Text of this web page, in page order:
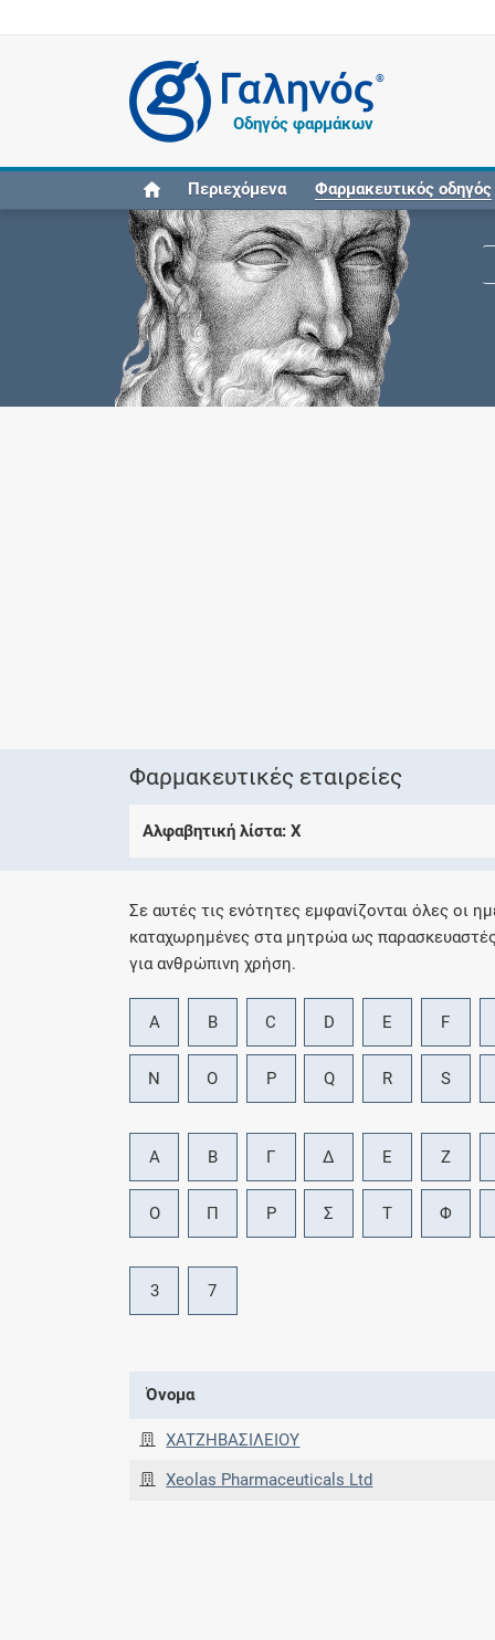
®
Οδηγός φαρμάκων
Περιεχόμενα Φαρμακευτικός οδηγός
Φαρμακευτικές εταιρείες
Αλφαβητική λίστα: X
Σε αυτές τις ενότητες εμφανίζονται όλες οι
καταχωρημένες στα μητρώα ως
για ανθρώπινη χρήση.
A B C D E F
N O P Q R S
Α Β Γ Δ Ε Ζ
Ο Π Ρ Σ Τ Φ
3 7
Όνομα
XATΖΗΒΑΣΙΛΕΙΟΥ
Xeolas Pharmaceuticals Ltd